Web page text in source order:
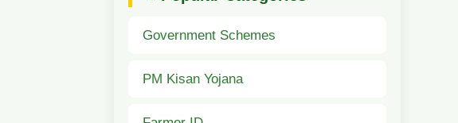
Government Schemes
PM Kisan Yojana